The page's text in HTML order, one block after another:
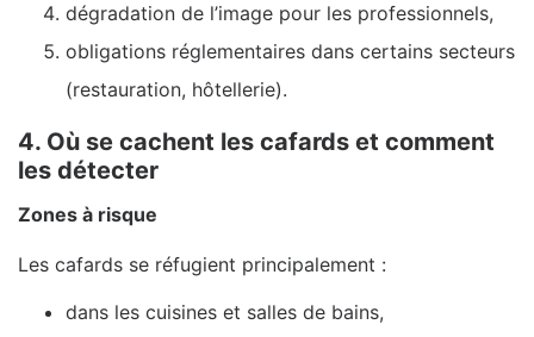
dégradation de l’image pour les professionnels,
obligations réglementaires dans certains secteurs
(restauration, hôtellerie).
4. Où se cachent les cafards et comment
les détecter
Zones à risque
Les cafards se réfugient principalement :
dans les cuisines et salles de bains,